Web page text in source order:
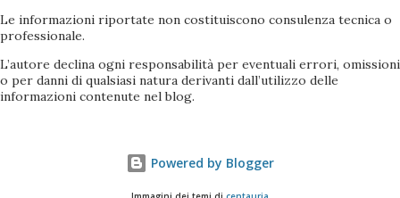
Le informazioni riportate non costituiscono consulenza tecnica o
professionale.
L’autore declina ogni responsabilità per eventuali errori, omissioni
o per danni di qualsiasi natura derivanti dall’utilizzo delle
informazioni contenute nel blog.
Powered by Blogger